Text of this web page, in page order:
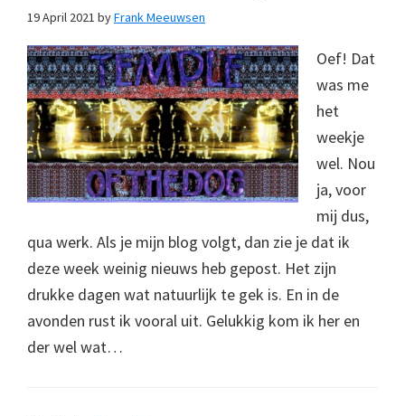
19 April 2021 byFrank Meeuwsen
Oef! Dat
was me
het
weekje
wel. Nou
ja, voor
mij dus,
qua werk. Als je mijn blog volgt, dan zie je dat ik
deze week weinig nieuws heb gepost. Het zijn
drukke dagen wat natuurlijk te gek is. En in de
avonden rust ik vooral uit. Gelukkig kom ik her en
der wel wat…